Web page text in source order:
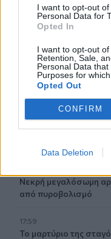
I want to opt-out
Personal Data for
Opted In
I want to opt-out of
Retention, Sale,
Personal Data
Purposes for
Opted Out
CONFIRM
Data Deletion
18:22
ΕΛΓΕΚΑ: Προληπτική
φράουλα
18:05
Μια μεγάλη μουσική
Νεκρή μεγαλόσωμη
από πυροβολισμό
17:59
Το μαρτύριο της